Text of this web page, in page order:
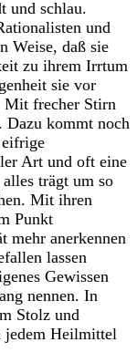
und schlau.
und
Weise, daß sie
zu ihrem Irrtum
sie vor
Mit frecher Stirn
Dazu kommt noch
Art und oft eine
trägt um so
Mit ihren
Punkt
mehr anerkennen
lassen
Gewissen
nennen. In
Stolz und
jedem Heilmittel